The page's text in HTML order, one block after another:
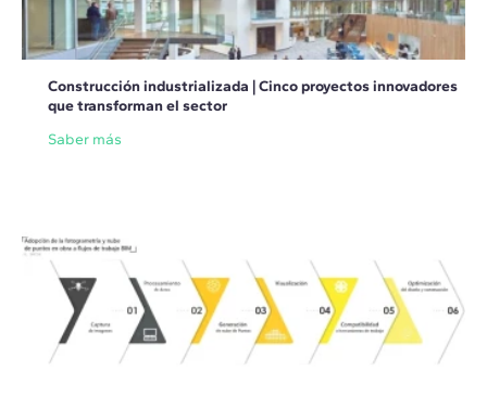
Construcción industrializada | Cinco proyectos innovadores
que transforman el sector
Saber más